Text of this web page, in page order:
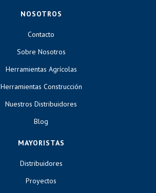
NOSOTROS
Contacto
Sobre Nosotros
Herramientas Agrícolas
Herramientas Construcción
Nuestros Distribuidores
Blog
MAYORISTAS
Distribuidores
Proyectos